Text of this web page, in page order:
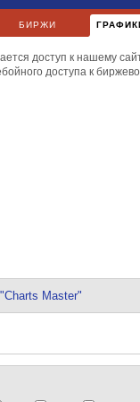
БИРЖИ
доступ к нашему
доступа к
Master"
РусГидро